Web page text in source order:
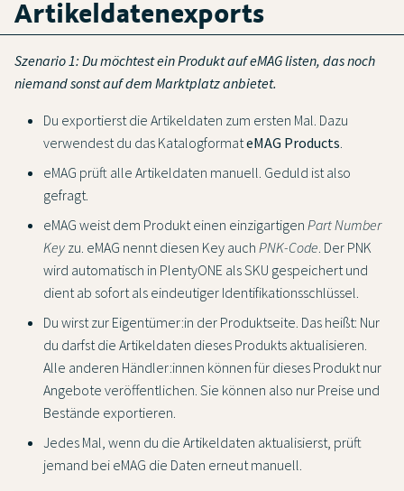
Artikeldatenexports
Szenario 1: Du möchtest ein Produkt auf eMAG listen, das noch
niemand sonst auf dem Marktplatz anbietet.
Du exportierst die Artikeldaten zum ersten Mal. Dazu
verwendest du das KatalogformateMAG Products
eMAG prüft alle Artikeldaten manuell. Geduld ist also
gefragt.
eMAG weist dem Produkt einen einzigartigen Part Number
Key zu. eMAG nennt diesen Key auch PNK-Code . Der PNK
wird automatisch in PlentyONE als SKU gespeichert und
dient ab sofort als eindeutiger Identifikationsschlüssel.
Du wirst zur Eigentümer:in der Produktseite. Das heißt: Nur
du darfst die Artikeldaten dieses Produkts aktualisieren.
Alle anderen Händler:innen können für dieses Produkt nur
Angebote veröffentlichen. Sie können also nur Preise und
Bestände exportieren.
Jedes Mal, wenn du die Artikeldaten aktualisierst, prüft
jemand bei eMAG die Daten erneut manuell.